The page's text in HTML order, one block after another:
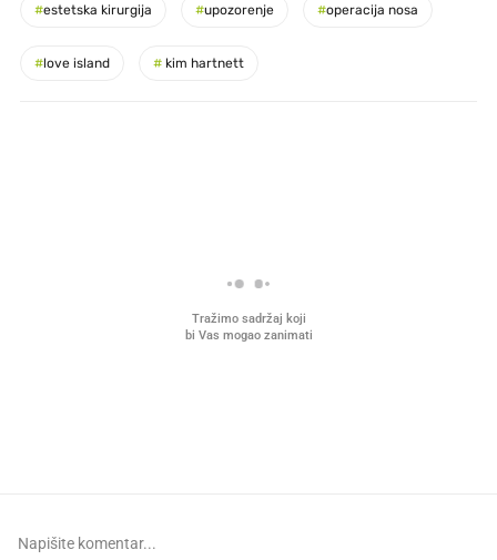
#estetska kirurgija #upozorenje #operacija nosa
#love island # kim hartnett